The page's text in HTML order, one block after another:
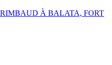
À BALATA, FORT